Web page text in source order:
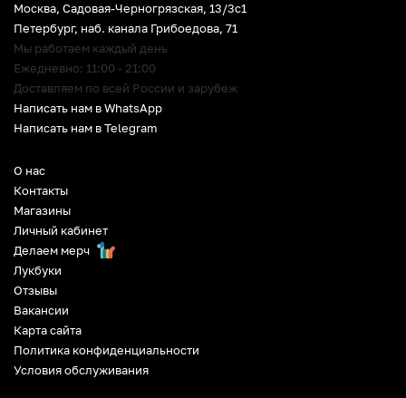
О нас
Контакты
Магазины
Личный кабинет
Делаем мерч
Лукбуки
Отзывы
Вакансии
Карта сайта
Политика конфиденциальности
Условия обслуживания
Москва, Садовая-Черногрязская, 13/3c1
Петербург, наб. канала Грибоедова, 71
Мы работаем каждый день
Ежедневно: 11:00 - 21:00
Доставляем по всей России и зарубеж
Написать нам в WhatsApp
Написать нам в Telegram